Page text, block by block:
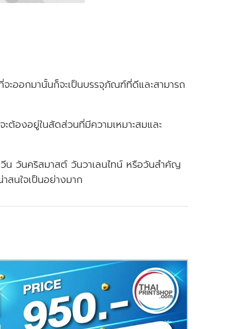
ะออกมานั้นก็จะเป็นบรรจุภัณฑ์ที่ดีและสามารถ
ต้องอยู่ในสัดส่วนที่มีความเหมาะสมและ
น วันคริสมาสต์ วันวาเลนไทน์ หรือวันสำคัญ
สนใจเป็นอย่างมาก